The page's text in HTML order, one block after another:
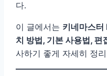
다.
이 글에서는 키네마스터
치 방법, 기본 사용법, 편
사하기 좋게 자세히 정